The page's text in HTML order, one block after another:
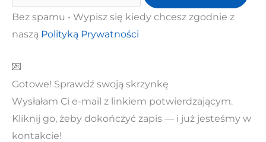
Bez spamu • Wypisz się kiedy chcesz zgodnie z
naszą Polityką Prywatności
💌
Gotowe! Sprawdź swoją skrzynkę
Wysłałam Ci e-mail z linkiem potwierdzającym.
Kliknij go, żeby dokończyć zapis — i już jesteśmy w
kontakcie!